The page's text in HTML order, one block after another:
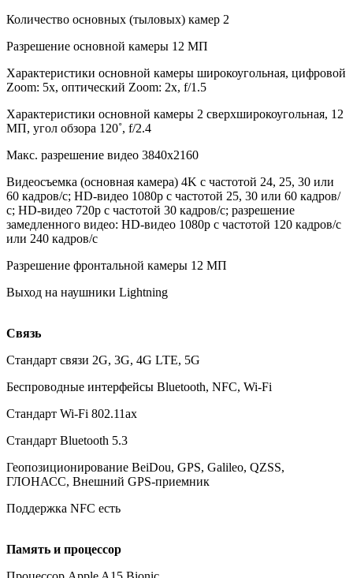
Количество основных (тыловых) камер 2
Разрешение основной камеры 12 МП
Характеристики основной камеры широкоугольная, цифровой
Zoom: 5x, оптический Zoom: 2x, f/1.5
Характеристики основной камеры 2 сверхширокоугольная, 12
МП, угол обзора 120˚, f/2.4
Макс. разрешение видео 3840x2160
Видеосъемка (основная камера) 4K с частотой 24, 25, 30 или
60 кадров/с; HD-видео 1080p с частотой 25, 30 или 60 кадров/
с; HD-видео 720p с частотой 30 кадров/с; разрешение
замедленного видео: HD-видео 1080р c частотой 120 кадров/с
или 240 кадров/с
Разрешение фронтальной камеры 12 МП
Выход на наушники Lightning
Связь
Стандарт связи 2G, 3G, 4G LTE, 5G
Беспроводные интерфейсы Bluetooth, NFC, Wi-Fi
Стандарт Wi-Fi 802.11ax
Стандарт Bluetooth 5.3
Геопозиционирование BeiDou, GPS, Galileo, QZSS,
ГЛОНАСС, Внешний GPS-приемник
Поддержка NFC есть
Память и процессор